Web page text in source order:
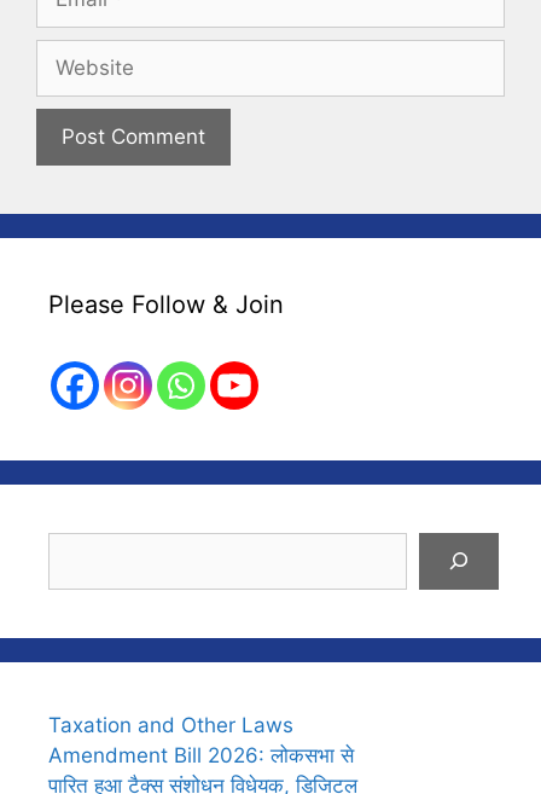
Please Follow & Join
Taxation and Other Laws
Amendment Bill 2026: लोकसभा से
पारित हुआ टैक्स संशोधन विधेयक, डिजिटल